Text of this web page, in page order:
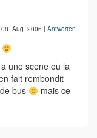
08. Aug. 2006 | Antworten
une scene ou la
fait rembondit
bus
mais ce